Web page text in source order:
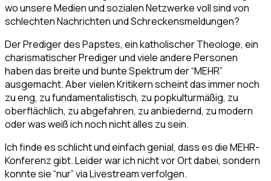
wo unsere Medien und sozialen Netzwerke voll sind von
schlechten Nachrichten und Schreckensmeldungen?
Der Prediger des Papstes, ein katholischer Theologe, ein
charismatischer Prediger und viele andere Personen
haben das breite und bunte Spektrum der “MEHR”
ausgemacht. Aber vielen Kritikern scheint das immer noch
zu eng, zu fundamentalistisch, zu popkulturmäßig, zu
oberflächlich, zu abgefahren, zu anbiedernd, zu modern
oder was weiß ich noch nicht alles zu sein.
Ich finde es schlicht und einfach genial, dass es die MEHR-
Konferenz gibt. Leider war ich nicht vor Ort dabei, sondern
konnte sie “nur” via Livestream verfolgen.